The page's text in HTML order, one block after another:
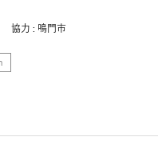
樹 協力 : 鳴門市